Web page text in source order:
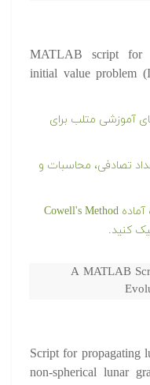
MATLAB script for
initial value problem
آموزشی متلب برای
تصادفی، محاسبات و
دانلود رایگان کد و پروژه آماده Cowell's Method
A MATLAB
Script for propagating
non-spherical lunar